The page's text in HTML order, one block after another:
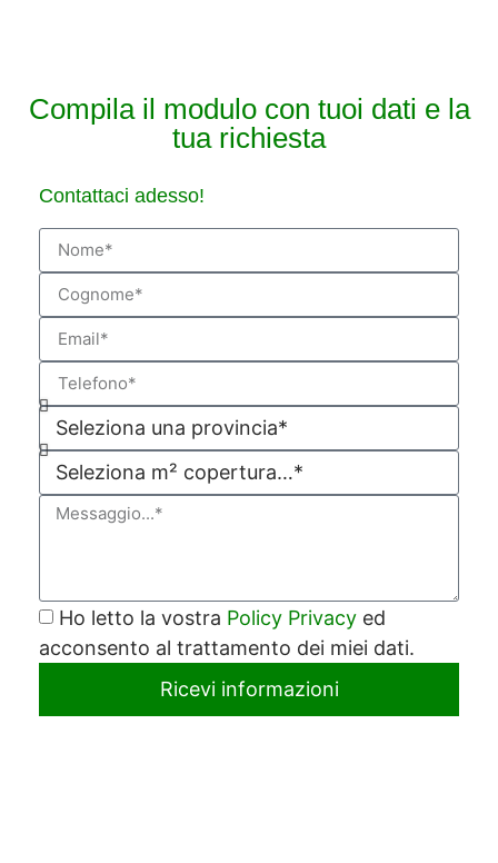
Compila il modulo con tuoi dati e la
tua richiesta
Contattaci adesso!
Ho letto la vostra Policy Privacy ed
acconsento al trattamento dei miei dati.
Ricevi informazioni